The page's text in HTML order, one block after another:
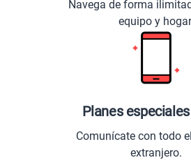
Navega de forma
equipo y
Planes
Comunícate con todo
extranjero.